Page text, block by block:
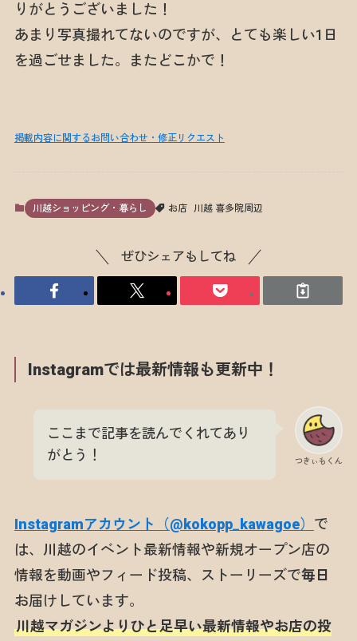
りがとうございました！
あまり写真撮れてないのですが、とても楽しい1日
を過ごせました。またどこかで！
掲載内容に関するお問い合わせ・修正リクエスト
川越ショッピング・暮らし お店 川越 喜多院周辺
ぜひシェアもしてね
Instagramでは最新情報も更新中！
つきぃもくん
ここまで記事を読んでくれてあり
がとう！
Instagramアカウント（@kokopp_kawagoe） で
は、川越のイベント最新情報や新規オープン店の
情報を動画やフィード投稿、ストーリーズで毎日
お届けしています。
川越マガジンよりひと足早い最新情報やお店の投